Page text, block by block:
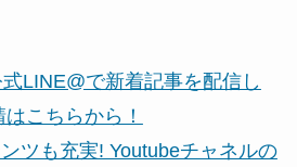
LINE@で新着記事を配信し
こちらから！
ツも充実! Youtubeチャネルの